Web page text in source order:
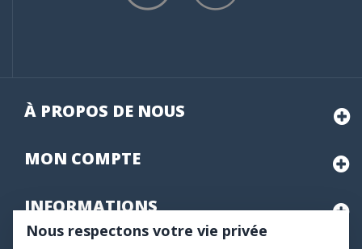
À PROPOS DE NOUS
MON COMPTE
INFORMATIONS
Nous respectons votre vie privée